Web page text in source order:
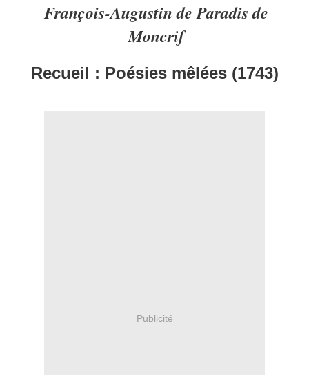
François-Augustin de Paradis de
Moncrif
Recueil : Poésies mêlées (1743)
Publicité